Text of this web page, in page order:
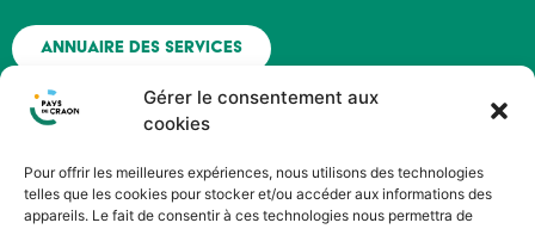
Gérer le consentement aux
cookies
Pour offrir les meilleures expériences, nous utilisons des technologies
telles que les cookies pour stocker et/ou accéder aux informations des
appareils. Le fait de consentir à ces technologies nous permettra de
Annuaire des services
Nous contacter
Espace agent - Octime